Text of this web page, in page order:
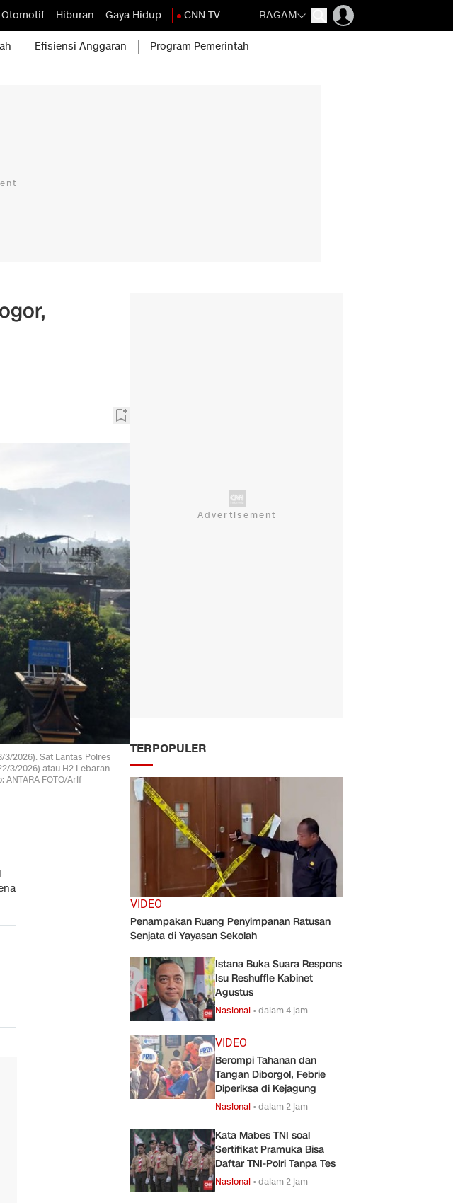
Otomotif Hiburan Gaya Hidup CNN TV RAGAM
Efisiensi Anggaran Program Pemerintah
2026). Sat Lantas Polres
3/2026) atau H2 Lebaran
FOTO/Arif
TERPOPULER
VIDEO
Penampakan Ruang Penyimpanan Ratusan
Senjata di Yayasan Sekolah
Istana Buka Suara Respons
Isu Reshuffle Kabinet
Agustus
Nasional •dalam 4 jam
VIDEO
Berompi Tahanan dan
Tangan Diborgol, Febrie
Diperiksa di Kejagung
Nasional •dalam 2 jam
Kata Mabes TNI soal
Sertifikat Pramuka Bisa
Daftar TNI-Polri Tanpa Tes
Nasional •dalam 2 jam